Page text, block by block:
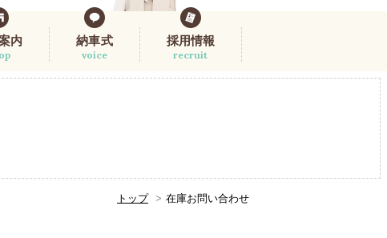
内 納車式
voice
採用情報
recruit
トップ 在庫お問い合わせ